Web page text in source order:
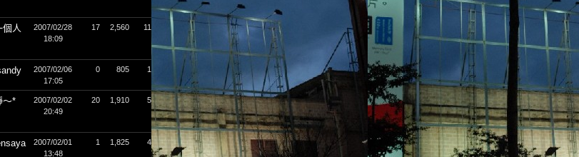
個人
2007/02/28
18:09
17 2,560 11
2007/02/06
17:05
0 805 1
～*
2007/02/02
20:49
20 1,910 5
2007/02/01
13:48
1 1,825 4